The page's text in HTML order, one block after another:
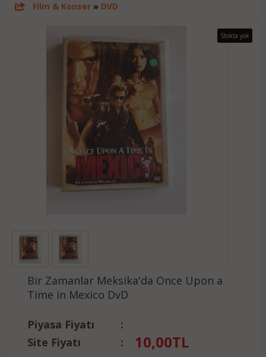
Film & Konser» DVD
Stokta yok
Bir Zamanlar Meksika'da Once Upon a
Time in Mexico DvD
Piyasa Fiyatı
:
Site Fiyatı
: 10,00TL